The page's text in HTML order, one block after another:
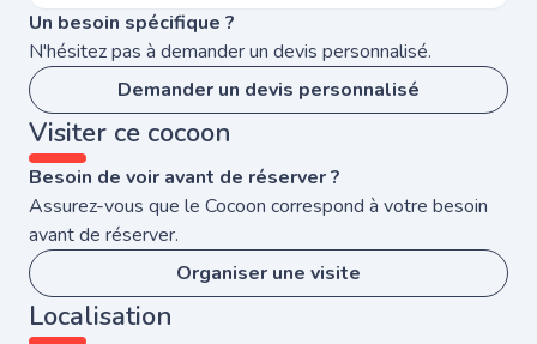
Un besoin spécifique ?
N'hésitez pas à demander un devis personnalisé.
Demander un devis personnalisé
Visiter ce cocoon
Besoin de voir avant de réserver ?
Assurez-vous que le Cocoon correspond à votre besoin
avant de réserver.
Organiser une visite
Localisation